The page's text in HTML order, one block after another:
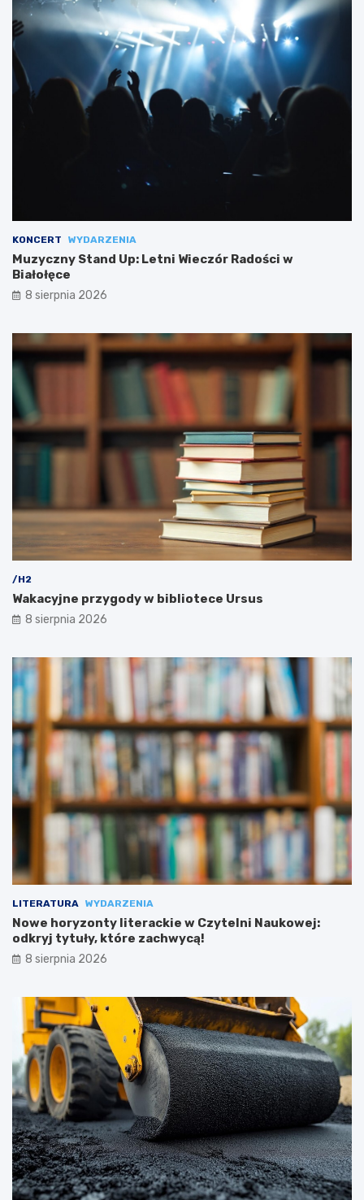
KONCERT WYDARZENIA
Muzyczny Stand Up: Letni Wieczór Radości w
Białołęce
8 sierpnia 2026
/H2
Wakacyjne przygody w bibliotece Ursus
8 sierpnia 2026
LITERATURA WYDARZENIA
Nowe horyzonty literackie w Czytelni Naukowej:
odkryj tytuły, które zachwycą!
8 sierpnia 2026